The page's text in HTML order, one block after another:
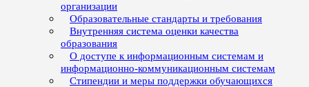
организации
Образовательные стандарты и требования
Внутренняя система оценки качества
образования
О доступе к информационным системам и
информационно-коммуникационным системам
Стипендии и меры поддержки обучающихся